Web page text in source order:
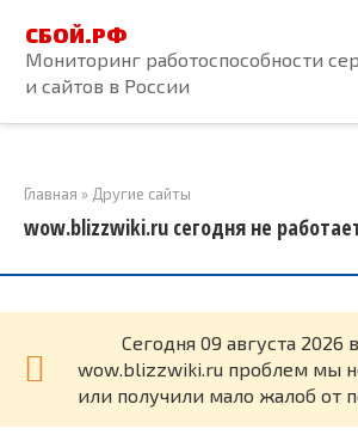
контенту
СБОЙ.РФ
Мониторинг работоспособности
и сайтов в России
Главная » Другие сайты
wow.blizzwiki.ru сегодня не
Cегодня 09 августа 2026
wow.blizzwiki.ru проблем мы
или получили мало жалоб от